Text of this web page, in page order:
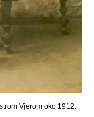
Vjerom oko 1912.